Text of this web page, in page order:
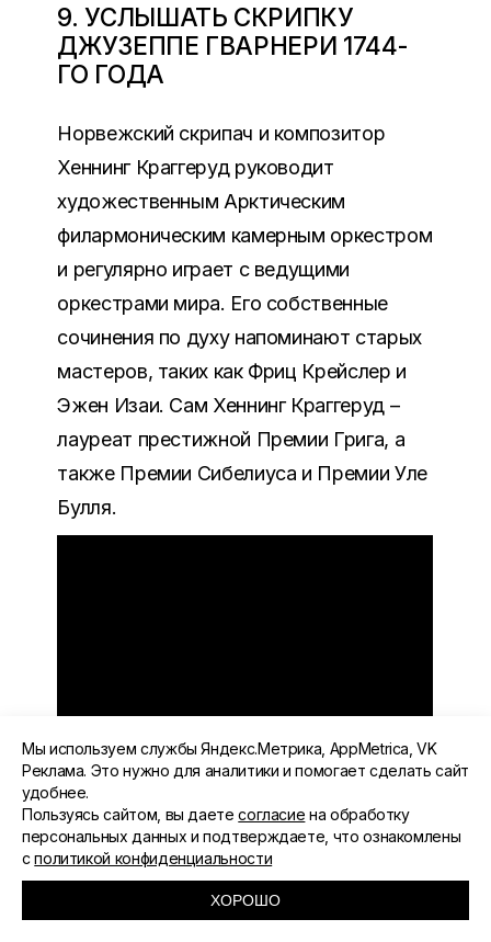
9. УСЛЫШАТЬ СКРИПКУ
ДЖУЗЕППЕ ГВАРНЕРИ 1744-
ГО ГОДА
Норвежский скрипач и композитор
Хеннинг Краггеруд руководит
художественным Арктическим
филармоническим камерным оркестром
и регулярно играет с ведущими
оркестрами мира. Его собственные
сочинения по духу напоминают старых
мастеров, таких как Фриц Крейслер и
Эжен Изаи. Сам Хеннинг Краггеруд –
лауреат престижной Премии Грига, а
также Премии Сибелиуса и Премии Уле
Булля.
Мы используем службы Яндекс.Метрика, AppMetrica, VK
Реклама. Это нужно для аналитики и помогает сделать сайт
удобнее.
Пользуясь сайтом, вы даетесогласие на обработку
персональных данных и подтверждаете, что ознакомлены
сполитикой конфиденциальности
ХОРОШО